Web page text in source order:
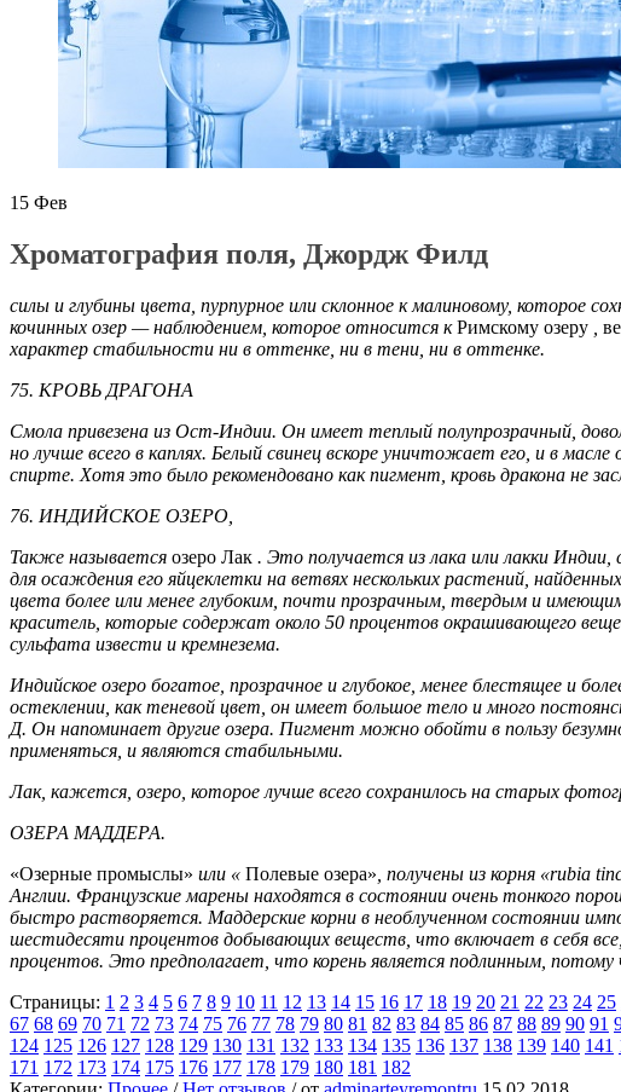
15 Фев
Хроматография поля, Джордж Филд
силы и глубины цвета, пурпурное или склонное к малиновому,
кочинных озер — наблюдением, которое относится кРимскому озеру
характер стабильности ни в оттенке, ни в тени, ни в оттенке.
75. КРОВЬ ДРАГОНА
Смола привезена из Ост-Индии. Он имеет теплый полупрозрачный,
но лучше всего в каплях. Белый свинец вскоре уничтожает его, и в
спирте. Хотя это было рекомендовано как пигмент, кровь дракона не
76. ИНДИЙСКОЕ ОЗЕРО,
Также называется озеро Лак . Это получается из лака или лакки
для осаждения его яйцеклетки на ветвях нескольких растений,
цвета более или менее глубоким, почти прозрачным, твердым и
краситель, которые содержат около 50 процентов окрашивающего
сульфата извести и кремнезема.
Индийское озеро богатое, прозрачное и глубокое, менее блестящее и
остеклении, как теневой цвет, он имеет большое тело и много
Д. Он напоминает другие озера. Пигмент можно обойти в пользу
применяться, и являются стабильными.
Лак, кажется, озеро, которое лучше всего сохранилось на старых
ОЗЕРА МАДДЕРА.
«Озерные промыслы» или « Полевые озера» , получены из корня «rubia
Англии. Французские марены находятся в состоянии очень тонкого
быстро растворяется. Маддерские корни в необлученном состоянии
шестидесяти процентов добывающих веществ, что включает в себя
процентов. Это предполагает, что корень является подлинным,
Страницы: 1 2 3 4 5 6 7 8 9 10 11 12 13 14 15 16 17 18 19 20 21 22 23 24 25
67 68 69 70 71 72 73 74 75 76 77 78 79 80 81 82 83 84 85 86 87 88 89 90 91
124 125 126 127 128 129 130 131 132 133 134 135 136 137 138 139 140 141
171 172 173 174 175 176 177 178 179 180 181 182